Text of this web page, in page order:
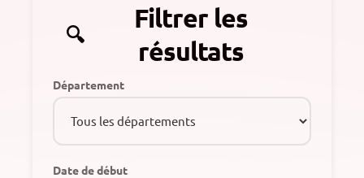
Filtrer les
résultats
Département
Date de début